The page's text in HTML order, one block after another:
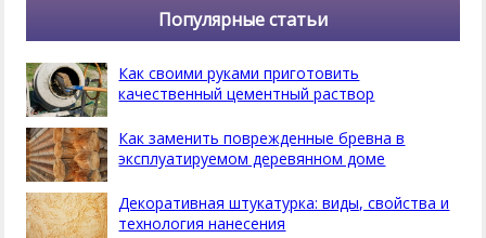
Популярные статьи
Как своими руками приготовить
качественный цементный раствор
Как заменить поврежденные бревна в
эксплуатируемом деревянном доме
Декоративная штукатурка: виды, свойства и
технология нанесения